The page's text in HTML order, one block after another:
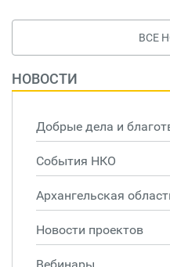
ВСЕ
НОВОСТИ
Добрые дела и
События НКО
Архангельская
Новости проектов